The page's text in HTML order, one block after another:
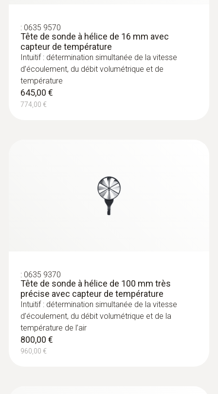
de l’air à l’intérieur, mesure de longue durée
comprise
109,00 €
130,80 €
Intuitif : menu de mesure clairement structuré
pour la mesure de longue durée ainsi que
détermination simultanée de l’humidité
relative de l’air et de la température de l’air à
l’intérieur
536,00 €
643,20 €
: 0635 9570
Tête de sonde à hélice de 16 mm avec
capteur de température
Intuitif : détermination simultanée de la vitesse
d’écoulement, du débit volumétrique et de
température
645,00 €
774,00 €
: 0635 9370
Tête de sonde à hélice de 100 mm très
précise avec capteur de température
Intuitif : détermination simultanée de la vitesse
d’écoulement, du débit volumétrique et de la
température de l’air
800,00 €
960,00 €